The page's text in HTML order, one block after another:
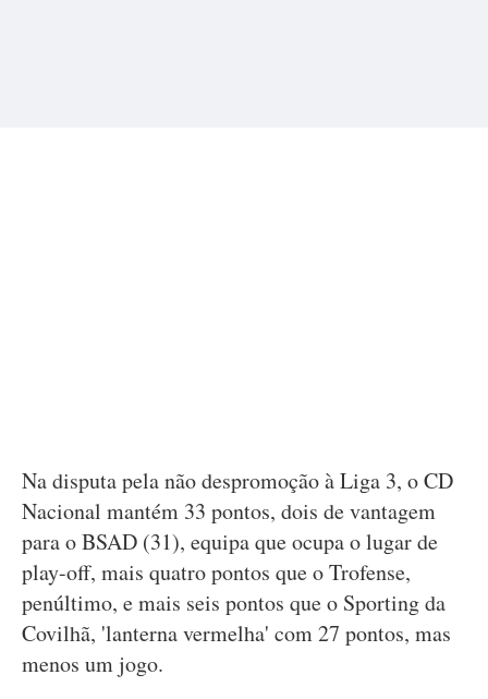
Na disputa pela não despromoção à Liga 3, o CD
Nacional mantém 33 pontos, dois de vantagem
para o BSAD (31), equipa que ocupa o lugar de
play-off, mais quatro pontos que o Trofense,
penúltimo, e mais seis pontos que o Sporting da
Covilhã, 'lanterna vermelha' com 27 pontos, mas
menos um jogo.